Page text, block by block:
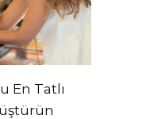
En Tatlı